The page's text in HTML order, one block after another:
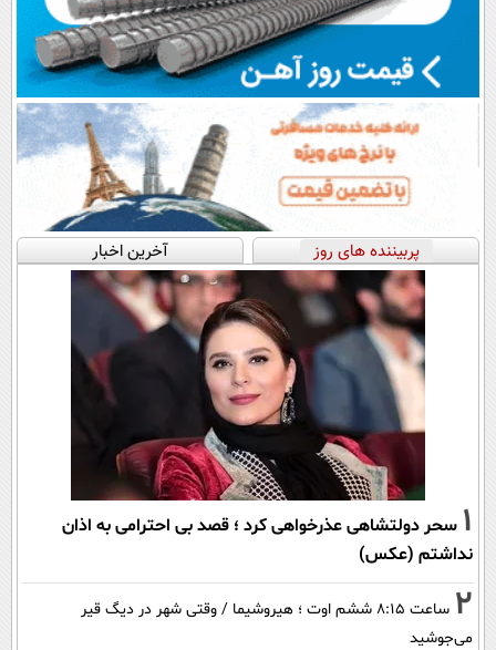
پربیننده های روز آخرین اخبار
1 سحر دولتشاهی عذرخواهی کرد ؛ قصد بی احترامی به اذان
نداشتم (عکس)
2
ساعت ۸:۱۵ ششم اوت ؛ هیروشیما / وقتی شهر در دیگ قیر
می‌جوشید